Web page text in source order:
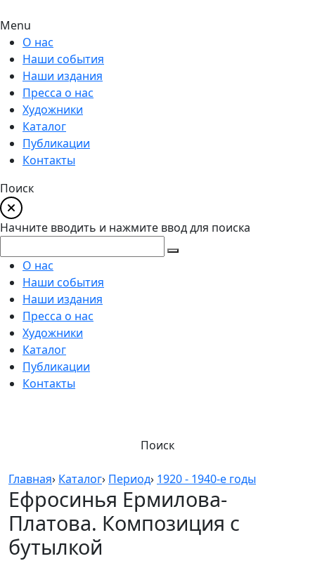
Menu
О нас
Наши события
Наши издания
Пресса о нас
Художники
Каталог
Публикации
Контакты
Поиск
Начните вводить и нажмите ввод для поиска
О нас
Наши события
Наши издания
Пресса о нас
Художники
Каталог
Публикации
Контакты
Поиск
Главная› Каталог› Период› 1920 - 1940-е годы
Ефросинья Ермилова-
Платова. Композиция с
бутылкой